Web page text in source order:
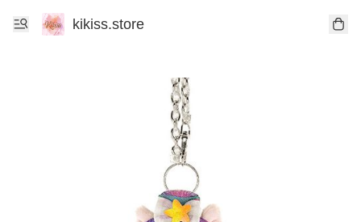
kikiss.store